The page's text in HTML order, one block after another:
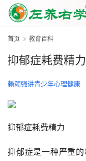
首页 教育百科
抑郁症耗费精力
赖颂强讲青少年心理健康
抑郁症耗费精力
抑郁症是一种严重